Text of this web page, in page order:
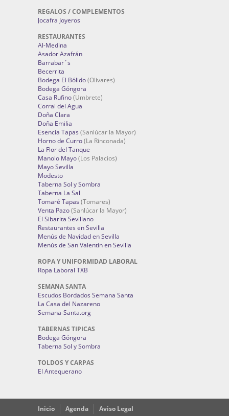
REGALOS / COMPLEMENTOS
Jocafra Joyeros
RESTAURANTES
Al-Medina
Asador Azafrán
Barrabar´s
Becerrita
Bodega El Bólido(Olivares)
Bodega Góngora
Casa Rufino(Umbrete)
Corral del Agua
Doña Clara
Doña Emilia
Esencia Tapas (Sanlúcar la Mayor)
Horno de Curro(La Rinconada)
La Flor del Tanque
Manolo Mayo(Los Palacios)
Mayo Sevilla
Modesto
Taberna Sol y Sombra
Taberna La Sal
Tomaré Tapas (Tomares)
Venta Pazo(Sanlúcar la Mayor)
El Sibarita Sevillano
Restaurantes en Sevilla
Menús de Navidad en Sevilla
Menús de San Valentín en Sevilla
ROPA Y UNIFORMIDAD LABORAL
Ropa Laboral TXB
SEMANA SANTA
Escudos Bordados Semana Santa
La Casa del Nazareno
Semana-Santa.org
TABERNAS TIPICAS
Bodega Góngora
Taberna Sol y Sombra
TOLDOS Y CARPAS
El Antequerano
Inicio Agenda Aviso Legal